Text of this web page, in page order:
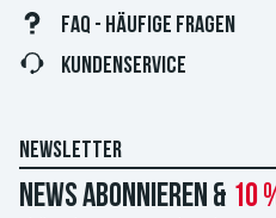
FAQ - HÄUFIGE FRAGEN
KUNDENSERVICE
NEWSLETTER
News abonnieren & 10